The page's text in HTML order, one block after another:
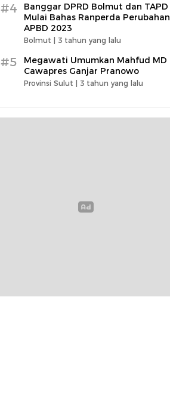
#4
Banggar DPRD Bolmut dan TAPD
Mulai Bahas Ranperda Perubahan
APBD 2023
Bolmut | 3 tahun yang lalu
#5
Megawati Umumkan Mahfud MD
Cawapres Ganjar Pranowo
Provinsi Sulut | 3 tahun yang lalu